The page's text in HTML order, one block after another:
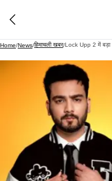
Home/News/हिमाचली खबर/